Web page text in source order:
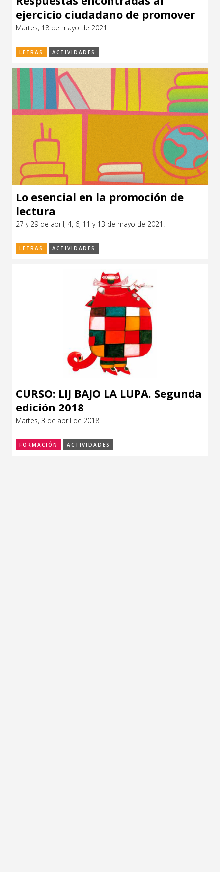
ejercicio ciudadano de promover
la lectura
Martes, 18 de mayo de 2021.
LETRAS ACTIVIDADES
Lo esencial en la promoción de
lectura
27 y 29 de abril, 4, 6, 11 y 13 de mayo de 2021.
LETRAS ACTIVIDADES
CURSO: LIJ BAJO LA LUPA. Segunda
edición 2018
Martes, 3 de abril de 2018.
FORMACIÓN ACTIVIDADES